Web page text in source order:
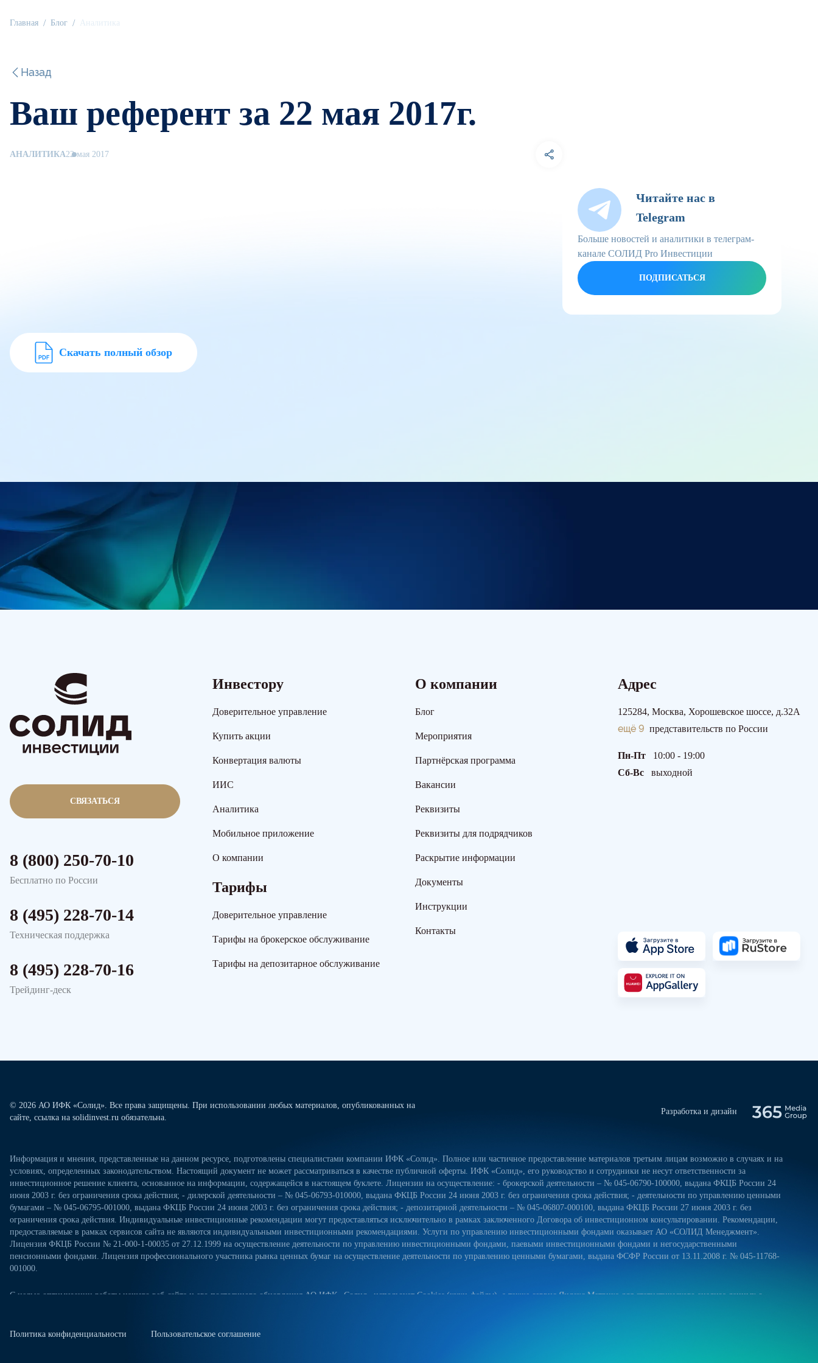
Главная Блог Аналитика
Назад
Ваш референт за 22 мая 2017г.
АНАЛИТИКА22 мая 2017
Читайте нас в
Telegram
Больше новостей и аналитики в телеграм-
канале СОЛИД Pro Инвестиции
ПОДПИСАТЬСЯ
Скачать полный обзор
СВЯЗАТЬСЯ
8 (800) 250-70-10
Бесплатно по России
8 (495) 228-70-14
Техническая поддержка
8 (495) 228-70-16
Трейдинг-деск
Инвестору
Доверительное управление
Купить акции
Конвертация валюты
ИИС
Аналитика
Мобильное приложение
О компании
Тарифы
Доверительное управление
Тарифы на брокерское обслуживание
Тарифы на депозитарное обслуживание
О компании
Блог
Мероприятия
Партнёрская программа
Вакансии
Реквизиты
Реквизиты для подрядчиков
Раскрытие информации
Документы
Инструкции
Контакты
Адрес
125284, Москва, Хорошевское шоссе, д.32А
ещё 9 представительств по России
Пн-Пт
10:00 - 19:00
Сб-Вс
выходной
© 2026 АО ИФК «Солид». Все права защищены. При использовании любых материалов, опубликованных на
сайте, ссылка на solidinvest.ru обязательна.
Разработка и дизайн
Информация и мнения, представленные на данном ресурсе, подготовлены специалистами компании ИФК «Солид». Полное или частичное предоставление материалов третьим лицам возможно в случаях и на
условиях, определенных законодательством. Настоящий документ не может рассматриваться в качестве публичной оферты. ИФК «Солид», его руководство и сотрудники не несут ответственности за
инвестиционное решение клиента, основанное на информации, содержащейся в настоящем буклете. Лицензии на осуществление: - брокерской деятельности – № 045-06790-100000, выдана ФКЦБ России 24
июня 2003 г. без ограничения срока действия; - дилерской деятельности – № 045-06793-010000, выдана ФКЦБ России 24 июня 2003 г. без ограничения срока действия; - деятельности по управлению ценными
бумагами – № 045-06795-001000, выдана ФКЦБ России 24 июня 2003 г. без ограничения срока действия; - депозитарной деятельности – № 045-06807-000100, выдана ФКЦБ России 27 июня 2003 г. без
ограничения срока действия. Индивидуальные инвестиционные рекомендации могут предоставляться исключительно в рамках заключенного Договора об инвестиционном консультировании. Рекомендации,
предоставляемые в рамках сервисов сайта не являются индивидуальными инвестиционными рекомендациями. Услуги по управлению инвестиционными фондами оказывает АО «СОЛИД Менеджмент».
Лицензия ФКЦБ России № 21-000-1-00035 от 27.12.1999 на осуществление деятельности по управлению инвестиционными фондами, паевыми инвестиционными фондами и негосударственными
пенсионными фондами. Лицензия профессионального участника рынка ценных бумаг на осуществление деятельности по управлению ценными бумагами, выдана ФСФР России от 13.11.2008 г. № 045-11768-
001000.
С целью оптимизации работы нашего веб-сайта и его постоянного обновления АО ИФК «Солид» использует Cookies (куки-файлы), а также сервис Яндекс.Метрика для статистического анализа данных о
сайте. Куки-файлы — это небольшие файлы, которые сохраняются на жестком диске вашего устройства. Они облегчают навигацию и делают посещение сайта более удобным. Если вы не хотите использовать
Политика конфиденциальности Пользовательское соглашение